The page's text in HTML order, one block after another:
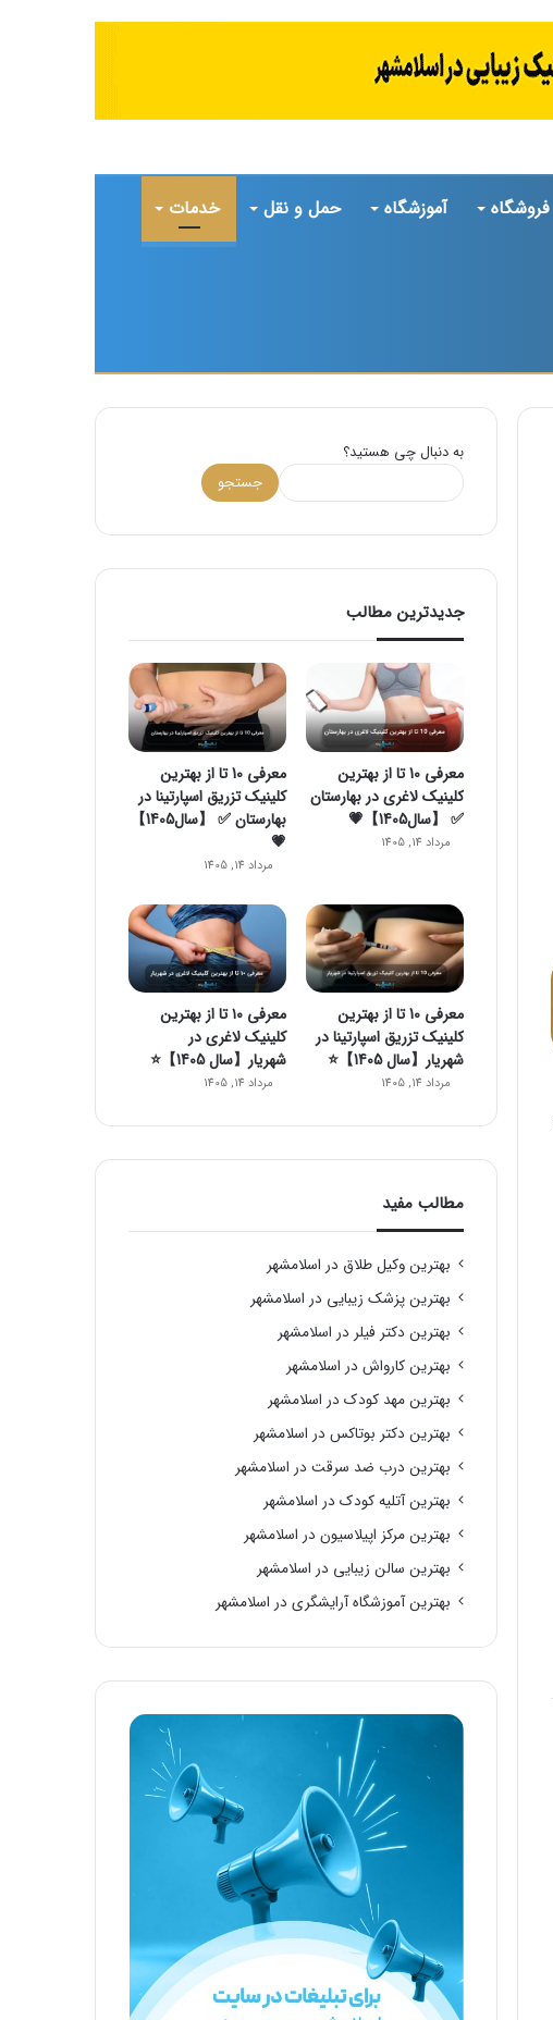
فروشگاه آموزشگاه حمل و نقل خدمات
پوسته
به دنبال چی هستید؟
جستجو
جدیدترین مطالب
معرفی 10 تا از بهترین
کلینیک لاغری در بهارستان
✅ 【سال1405】💗
مرداد 14, 1405
معرفی 10 تا از بهترین
کلینیک تزریق اسپارتینا در
بهارستان ✅ 【سال1405】
💗
مرداد 14, 1405
معرفی 10 تا از بهترین
کلینیک تزریق اسپارتینا در
شهریار【سال 1405】⭐
مرداد 14, 1405
معرفی ۱۰ تا از بهترین
کلینیک لاغری در
شهریار【سال 1405】⭐️
مرداد 14, 1405
مطالب مفید
بهترین وکیل طلاق در اسلامشهر
بهترین پزشک زیبایی در اسلامشهر
بهترین دکتر فیلر در اسلامشهر
بهترین کارواش در اسلامشهر
بهترین مهد کودک در اسلامشهر
بهترین دکتر بوتاکس در اسلامشهر
بهترین درب ضد سرقت در اسلامشهر
بهترین آتلیه کودک در اسلامشهر
بهترین مرکز اپیلاسیون در اسلامشهر
بهترین سالن زیبایی در اسلامشهر
بهترین آموزشگاه آرایشگری در اسلامشهر